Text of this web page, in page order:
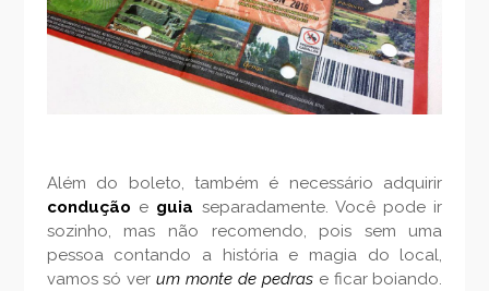
Além do boleto, também é necessário adquirir
condução e guia separadamente. Você pode ir
sozinho, mas não recomendo, pois sem uma
pessoa contando a história e magia do local,
vamos só verum monte de pedrase ficar boiando.